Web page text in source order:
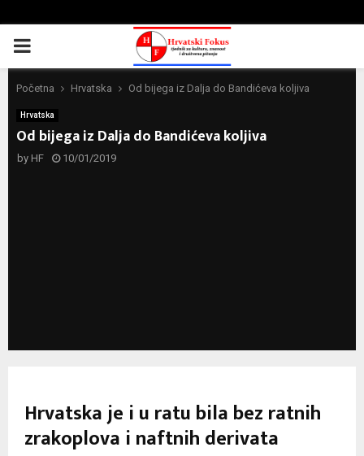
PRIMARY
MENU
Početna Hrvatska Od bijega iz Dalja do Bandićeva koljiva
Hrvatska
Od bijega iz Dalja do Bandićeva koljiva
by HF 10/01/2019
Hrvatska je i u ratu bila bez ratnih
zrakoplova i naftnih derivata